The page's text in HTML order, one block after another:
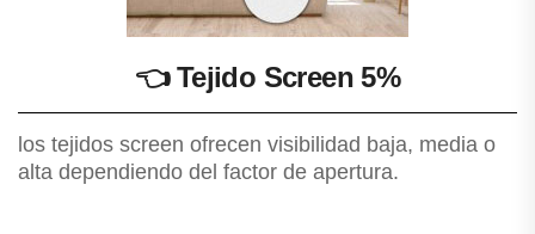
👈Tejido Screen 5%
los tejidos screen ofrecen visibilidad baja, media o
alta dependiendo del factor de apertura.